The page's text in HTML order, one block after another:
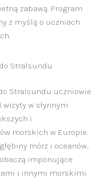
zabawą. Program
z myślą o uczniach
Stralsundu
Stralsundu uczniowie
w słynnym
i
morskich w Europie.
mórz i oceanów,
imponujące
i innymi morskimi